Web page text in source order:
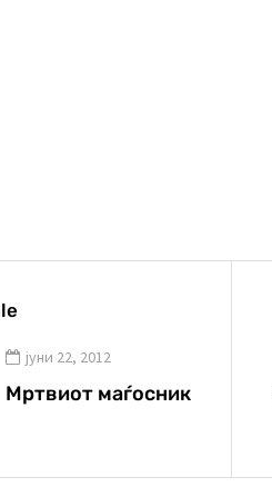
јуни 22, 2012
Мртвиот маѓосник